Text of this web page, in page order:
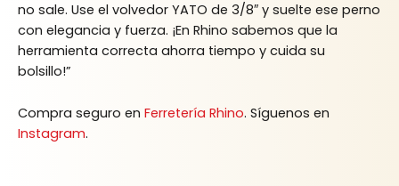
no sale. Use el volvedor YATO de 3/8″ y suelte ese perno
con elegancia y fuerza. ¡En Rhino sabemos que la
herramienta correcta ahorra tiempo y cuida su
bolsillo!”
Compra seguro en Ferretería Rhino. Síguenos en
Instagram.